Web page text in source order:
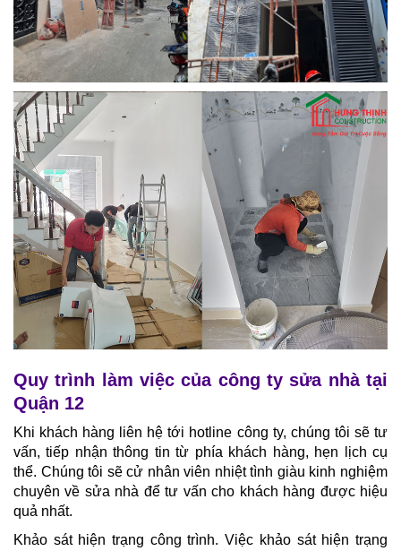
Quy trình làm việc của công ty sửa nhà tại
Quận 12
Khi khách hàng liên hệ tới hotline công ty, chúng tôi sẽ tư
vấn, tiếp nhận thông tin từ phía khách hàng, hẹn lịch cụ
thể. Chúng tôi sẽ cử nhân viên nhiệt tình giàu kinh nghiệm
chuyên về sửa nhà để tư vấn cho khách hàng được hiệu
quả nhất.
Khảo sát hiện trạng công trình. Việc khảo sát hiện trạng